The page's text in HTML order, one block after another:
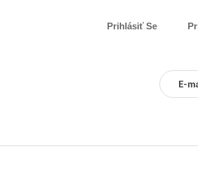
Prihlásiť Se
E-